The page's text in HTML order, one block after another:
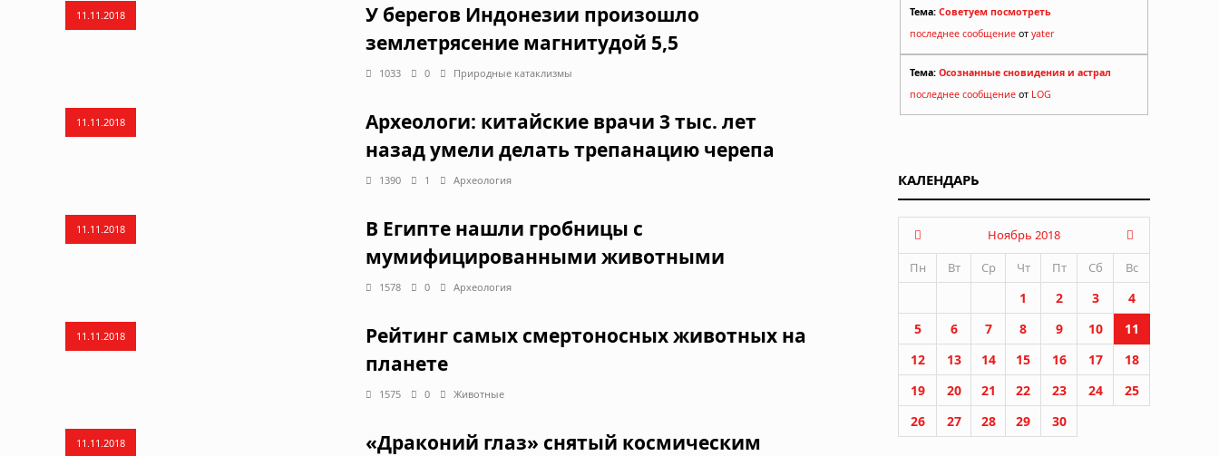
11.11.2018
У берегов Индонезии произошло
землетрясение магнитудой 5,5
1033 0 Природные катаклизмы
11.11.2018
Археологи: китайские врачи 3 тыс. лет
назад умели делать трепанацию черепа
1390 1 Археология
11.11.2018
В Египте нашли гробницы с
мумифицированными животными
1578 0 Археология
11.11.2018
Рейтинг самых смертоносных животных на
планете
1575 0 Животные
11.11.2018
«Драконий глаз» снятый космическим
Тема: Советуем посмотреть
последнее сообщение от yater
Тема: Осознанные сновидения и астрал
последнее сообщение от LOG
КАЛЕНДАРЬ
Ноябрь 2018
Пн
Вт Ср Чт Пт Сб Вс
1 2 3
4
5
6 7 8 9 10
11
12
13 14 15 16 17
18
19
20 21 22 23 24
25
26
27 28 29 30